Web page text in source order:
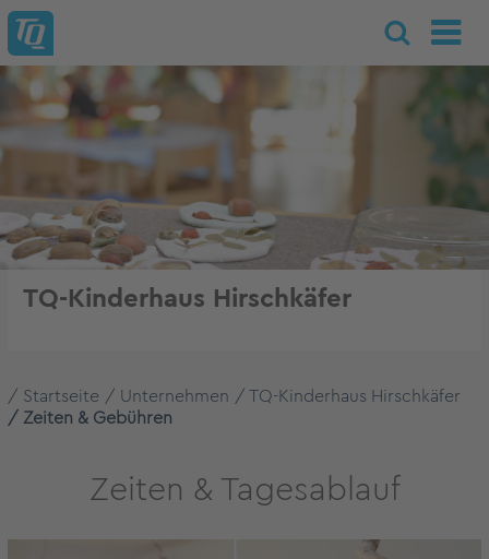
TQ-Kinderhaus Hirschkäfer
Startseite Unternehmen
TQ-Kinderhaus Hirschkäfer
Zeiten & Gebühren
Zeiten & Tagesablauf